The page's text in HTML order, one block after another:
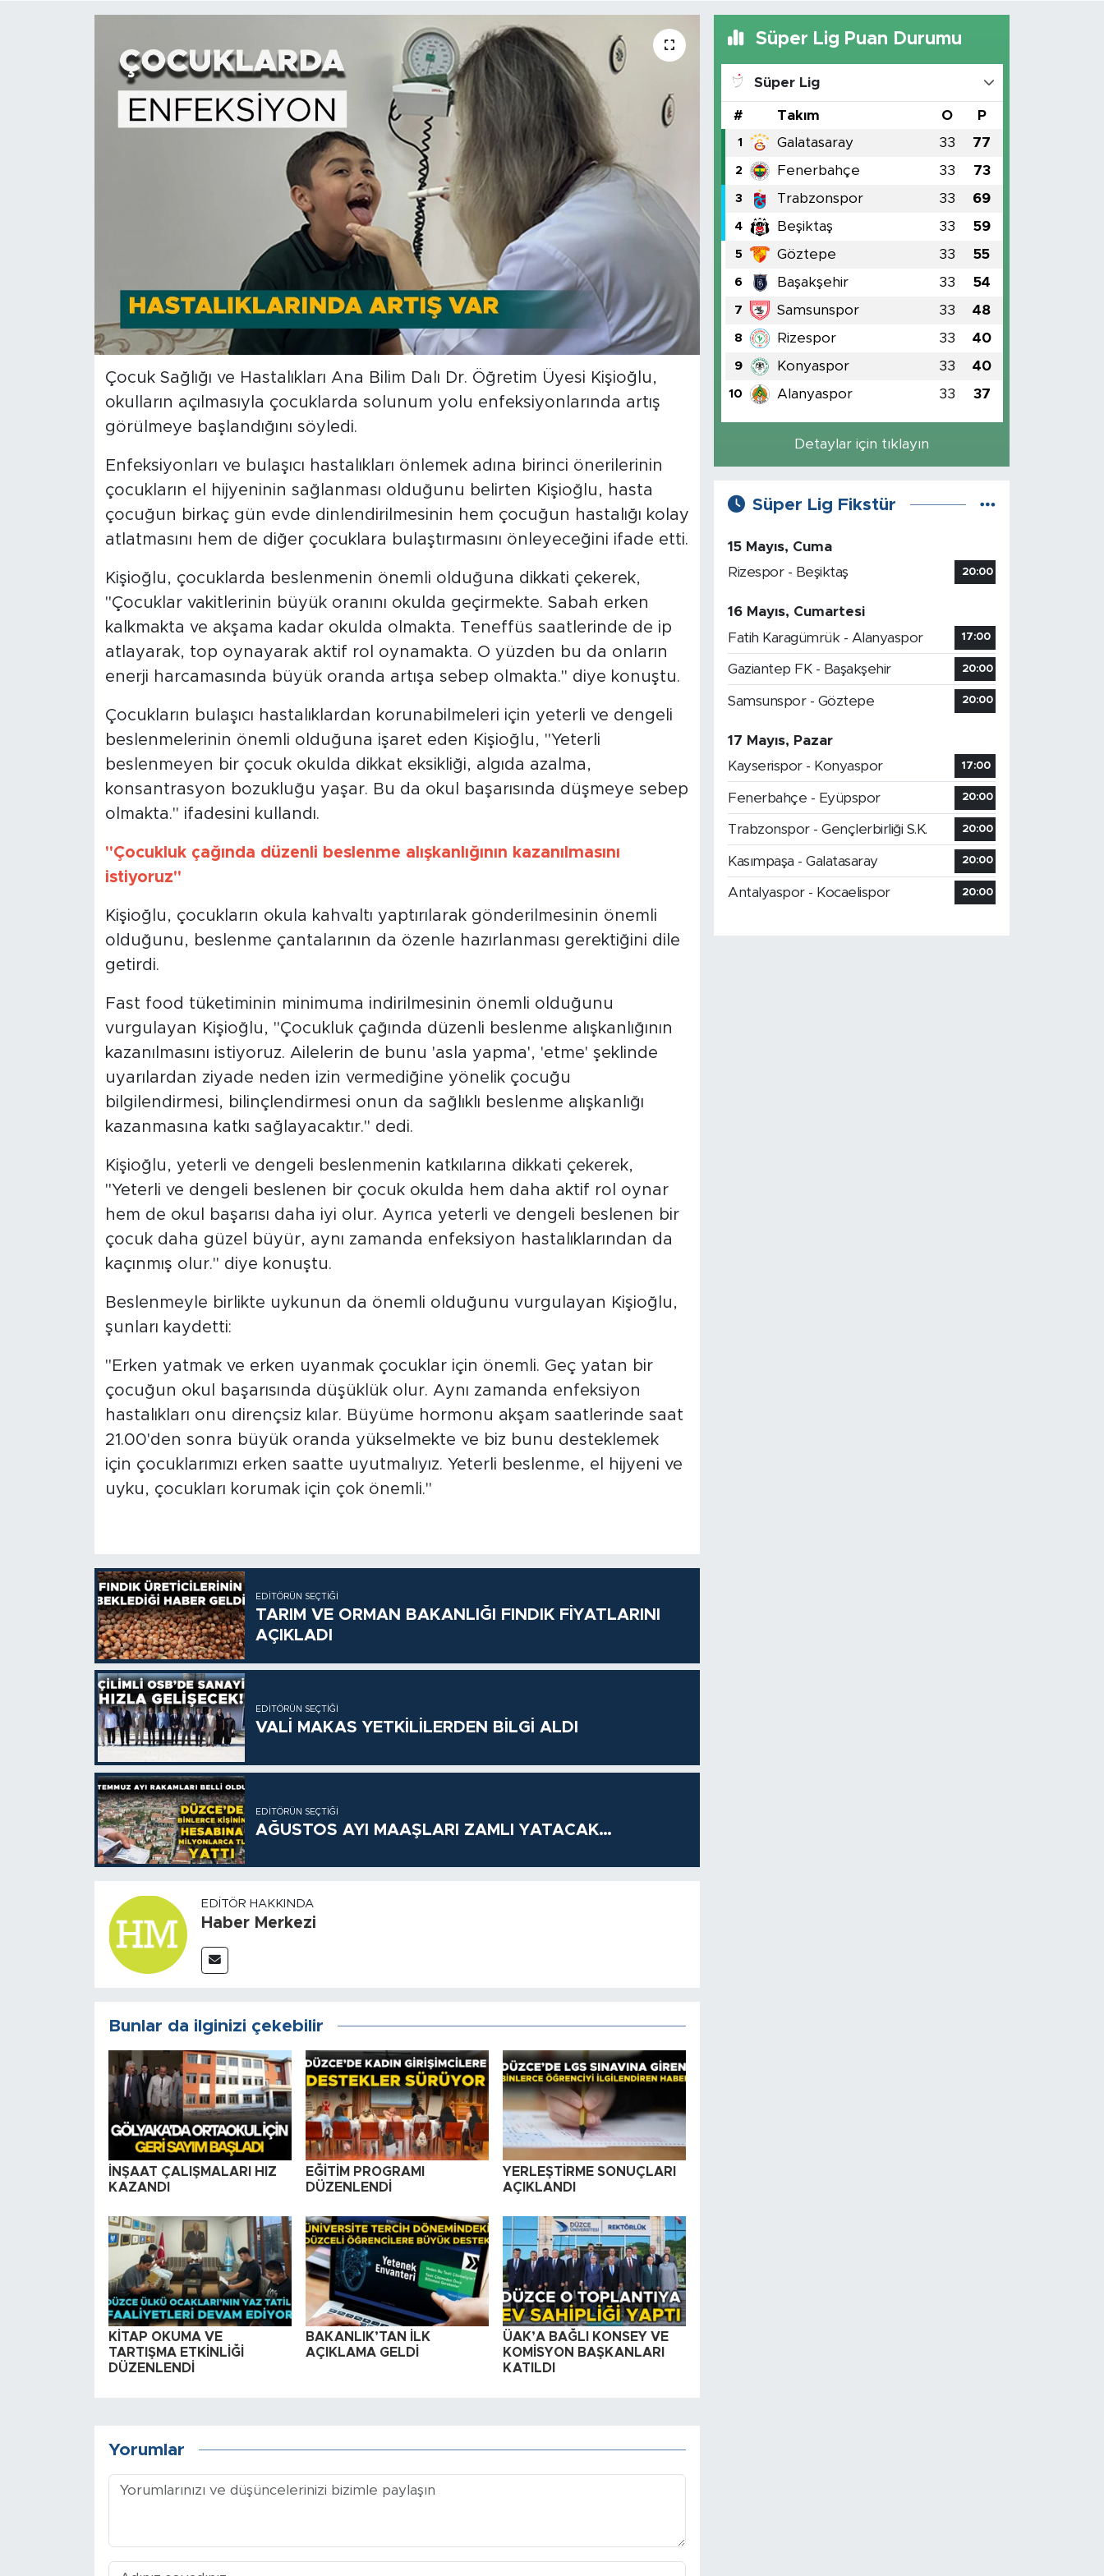
Çocuk Sağlığı ve Hastalıkları Ana Bilim Dalı Dr. Öğretim Üyesi Kişioğlu,
okulların açılmasıyla çocuklarda solunum yolu enfeksiyonlarında artış
görülmeye başlandığını söyledi.
Enfeksiyonları ve bulaşıcı hastalıkları önlemek adına birinci önerilerinin
çocukların el hijyeninin sağlanması olduğunu belirten Kişioğlu, hasta
çocuğun birkaç gün evde dinlendirilmesinin hem çocuğun hastalığı kolay
atlatmasını hem de diğer çocuklara bulaştırmasını önleyeceğini ifade etti.
Kişioğlu, çocuklarda beslenmenin önemli olduğuna dikkati çekerek,
"Çocuklar vakitlerinin büyük oranını okulda geçirmekte. Sabah erken
kalkmakta ve akşama kadar okulda olmakta. Teneffüs saatlerinde de ip
atlayarak, top oynayarak aktif rol oynamakta. O yüzden bu da onların
enerji harcamasında büyük oranda artışa sebep olmakta." diye konuştu.
Çocukların bulaşıcı hastalıklardan korunabilmeleri için yeterli ve dengeli
beslenmelerinin önemli olduğuna işaret eden Kişioğlu, "Yeterli
beslenmeyen bir çocuk okulda dikkat eksikliği, algıda azalma,
konsantrasyon bozukluğu yaşar. Bu da okul başarısında düşmeye sebep
olmakta." ifadesini kullandı.
"Çocukluk çağında düzenli beslenme alışkanlığının kazanılmasını
istiyoruz"
Kişioğlu, çocukların okula kahvaltı yaptırılarak gönderilmesinin önemli
olduğunu, beslenme çantalarının da özenle hazırlanması gerektiğini dile
getirdi.
Fast food tüketiminin minimuma indirilmesinin önemli olduğunu
vurgulayan Kişioğlu, "Çocukluk çağında düzenli beslenme alışkanlığının
kazanılmasını istiyoruz. Ailelerin de bunu 'asla yapma', 'etme' şeklinde
uyarılardan ziyade neden izin vermediğine yönelik çocuğu
bilgilendirmesi, bilinçlendirmesi onun da sağlıklı beslenme alışkanlığı
kazanmasına katkı sağlayacaktır." dedi.
Kişioğlu, yeterli ve dengeli beslenmenin katkılarına dikkati çekerek,
"Yeterli ve dengeli beslenen bir çocuk okulda hem daha aktif rol oynar
hem de okul başarısı daha iyi olur. Ayrıca yeterli ve dengeli beslenen bir
çocuk daha güzel büyür, aynı zamanda enfeksiyon hastalıklarından da
kaçınmış olur." diye konuştu.
Beslenmeyle birlikte uykunun da önemli olduğunu vurgulayan Kişioğlu,
şunları kaydetti:
"Erken yatmak ve erken uyanmak çocuklar için önemli. Geç yatan bir
çocuğun okul başarısında düşüklük olur. Aynı zamanda enfeksiyon
hastalıkları onu dirençsiz kılar. Büyüme hormonu akşam saatlerinde saat
21.00'den sonra büyük oranda yükselmekte ve biz bunu desteklemek
için çocuklarımızı erken saatte uyutmalıyız. Yeterli beslenme, el hijyeni ve
uyku, çocukları korumak için çok önemli."
EDITÖRÜN SEÇTIĞI
TARIM VE ORMAN BAKANLIĞI FINDIK FİYATLARINI
AÇIKLADI
EDITÖRÜN SEÇTIĞI
VALİ MAKAS YETKİLİLERDEN BİLGİ ALDI
EDITÖRÜN SEÇTIĞI
AĞUSTOS AYI MAAŞLARI ZAMLI YATACAK…
EDITÖR HAKKINDA
Haber Merkezi
Bunlar da ilginizi çekebilir
İNŞAAT ÇALIŞMALARI HIZ
KAZANDI
EĞİTİM PROGRAMI
DÜZENLENDİ
YERLEŞTİRME SONUÇLARI
AÇIKLANDI
KİTAP OKUMA VE
TARTIŞMA ETKİNLİĞİ
DÜZENLENDİ
BAKANLIK’TAN İLK
AÇIKLAMA GELDİ
ÜAK’A BAĞLI KONSEY VE
KOMİSYON BAŞKANLARI
KATILDI
Yorumlar
Süper Lig Puan Durumu
Süper Lig
# Takım O P
1 Galatasaray 33 77
2 Fenerbahçe 33 73
3 Trabzonspor 33 69
4 Beşiktaş 33 59
5 Göztepe 33 55
6 Başakşehir 33 54
7 Samsunspor 33 48
8 Rizespor 33 40
9 Konyaspor 33 40
10 Alanyaspor 33 37
Detaylar için tıklayın
Süper Lig Fikstür
15 Mayıs, Cuma
Rizespor - Beşiktaş
20:00
16 Mayıs, Cumartesi
Fatih Karagümrük - Alanyaspor
17:00
Gaziantep FK - Başakşehir 20:00
Samsunspor - Göztepe 20:00
17 Mayıs, Pazar
Kayserispor - Konyaspor
17:00
Fenerbahçe - Eyüpspor 20:00
Trabzonspor - Gençlerbirliği S.K. 20:00
Kasımpaşa - Galatasaray 20:00
Antalyaspor - Kocaelispor 20:00